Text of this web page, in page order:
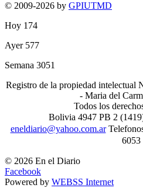
© 2009-2026 by GPIUTMD
Hoy 174
Ayer 577
Semana 3051
Registro de la propiedad intelectual
- Maria del
Todos los
Bolivia 4947 PB 2
eneldiario@yahoo.com.ar
6053
© 2026 En el Diario
Facebook
Powered by WEBSS Internet